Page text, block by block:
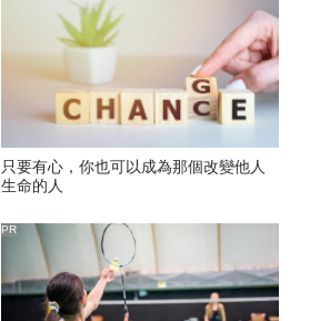
只要有心，你也可以成為那個改變他人
生命的人
PR